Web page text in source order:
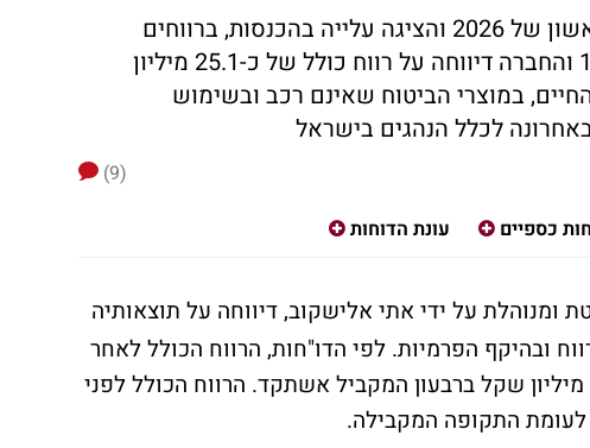
חברת הביטוח פרסמה את תוצאות הרבעון הראשון של 2026 והציגה עלייה בהכנסות, ברווחים
ובהיקף הפעילות. הפרמיות ברוטו צמחו ב-17% והחברה דיווחה על רווח כולל של כ-25.1 מיליון
במוצרי הביטוח שאינם רכב ובשימוש
(9)
כספיים עונת הדוחות
ומנוהלת על ידי אתי אלישקוב, דיווחה על תוצאותיה
של 2026 עם עלייה ברווח ובהיקף הפרמיות. לפי הדו"חות, הרווח הכולל לאחר
מס הסתכם בכ-25.1 מיליון שקל, לעומת כ-16.5 מיליון שקל ברבעון המקביל אשתקד. הרווח הכולל לפני